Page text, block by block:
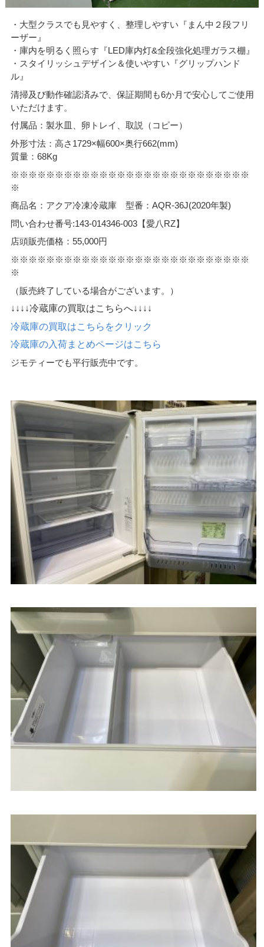
・大型クラスでも見やすく、整理しやすい『まん中２段フリ
ーザー』
・庫内を明るく照らす『LED庫内灯&全段強化処理ガラス棚』
・スタイリッシュデザイン＆使いやすい『グリップハンド
ル』
清掃及び動作確認済みで、保証期間も6か月で安心してご使用
いただけます。
付属品：製氷皿、卵トレイ、取説（コピー）
外形寸法：高さ1729×幅600×奥行662(mm)
質量：68Kg
※※※※※※※※※※※※※※※※※※※※※※※※※※※
※
商品名：アクア冷凍冷蔵庫 型番：AQR-36J(2020年製)
問い合わせ番号:143-014346-003【愛八RZ】
店頭販売価格：55,000円
※※※※※※※※※※※※※※※※※※※※※※※※※※※
※
（販売終了している場合がございます。）
↓↓↓↓冷蔵庫の買取はこちらへ↓↓↓↓
冷蔵庫の買取はこちらをクリック
冷蔵庫の入荷まとめページはこちら
ジモティーでも平行販売中です。